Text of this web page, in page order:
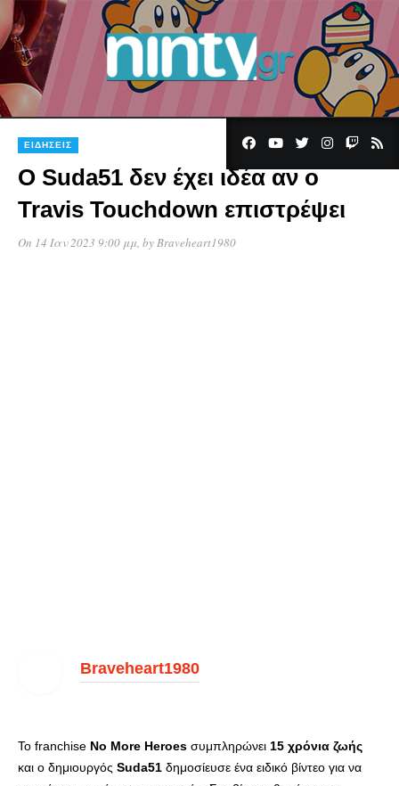
ΕΙΔΉΣΕΙΣ
O Suda51 δεν έχει ιδέα αν ο
Travis Touchdown επιστρέψει
On 14 Ιαν 2023 9:00 μμ , by Braveheart1980
Braveheart1980
Το franchise No More Heroes συμπληρώνει 15 χρόνια ζωής
και ο δημιουργός Suda51 δημοσίευσε ένα ειδικό βίντεο για να